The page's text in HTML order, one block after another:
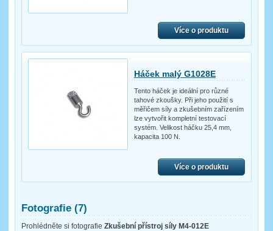
Více o produktu
Háček malý G1028E
Tento háček je ideální pro různé
tahové zkoušky. Při jeho použití s
měřičem síly a zkušebním zařízením
lze vytvořit kompletní testovací
systém. Velikost háčku 25,4 mm,
kapacita 100 N.
Více o produktu
Fotografie (7)
Prohlédněte si fotografie Zkušební přístroj síly M4-012E